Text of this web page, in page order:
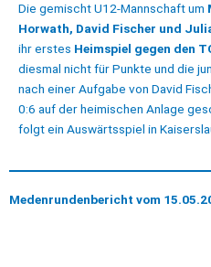
Die gemischt U12-Mannschaft um
Horwath, David Fischer und
ihr erstes Heimspiel gegen den
diesmal nicht für Punkte und die
nach einer Aufgabe von David
0:6 auf der heimischen Anlage
folgt ein Auswärtsspiel in
Medenrundenbericht vom